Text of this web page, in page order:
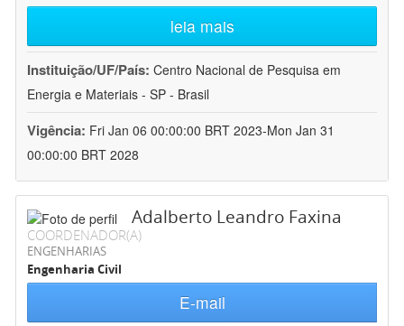
leia mais
Instituição/UF/País: Centro Nacional de Pesquisa em
Energia e Materiais - SP - Brasil
Vigência: Fri Jan 06 00:00:00 BRT 2023-Mon Jan 31
00:00:00 BRT 2028
Adalberto Leandro Faxina
COORDENADOR(A)
ENGENHARIAS
Engenharia Civil
E-mail